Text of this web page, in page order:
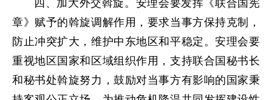
四、加大外交斡旋。安理会要发挥《联合国宪
章》赋予的斡旋调解作用，要求当事方保持克制，
防止冲突扩大，维护中东地区和平稳定。安理会要
重视地区国家和区域组织作用，支持联合国秘书长
和秘书处斡旋努力，鼓励对当事方有影响的国家秉